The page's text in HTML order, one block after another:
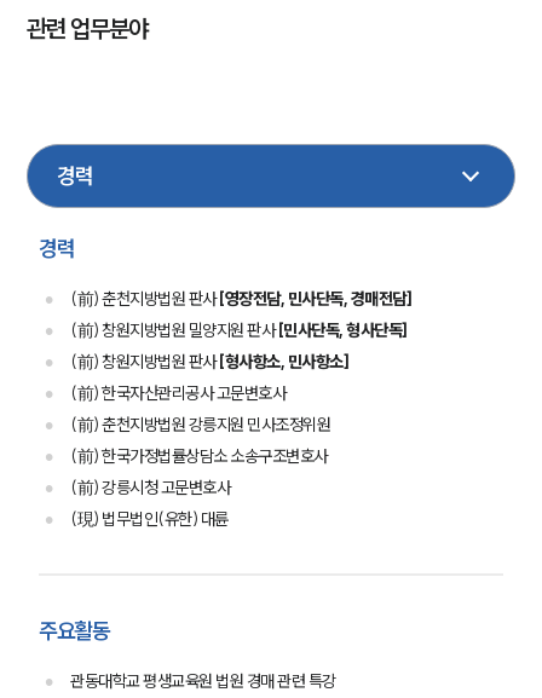
관련 업무분야
경력
(前) 춘천지방법원 판사[영장전담, 민사단독, 경매전담]
(前) 창원지방법원 밀양지원 판사[민사단독, 형사단독]
(前) 창원지방법원 판사[형사항소, 민사항소]
(前) 한국자산관리공사 고문변호사
(前) 춘천지방법원 강릉지원 민사조정위원
(前) 한국가정법률상담소 소송구조변호사
(前) 강릉시청 고문변호사
(現) 법무법인(유한) 대륜
주요활동
관동대학교 평생교육원 법원 경매 관련 특강